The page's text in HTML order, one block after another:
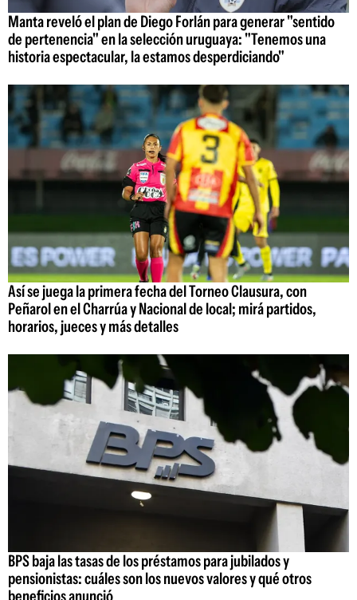
Manta reveló el plan de Diego Forlán para generar "sentido
de pertenencia" en la selección uruguaya: "Tenemos una
historia espectacular, la estamos desperdiciando"
Así se juega la primera fecha del Torneo Clausura, con
Peñarol en el Charrúa y Nacional de local; mirá partidos,
horarios, jueces y más detalles
BPS baja las tasas de los préstamos para jubilados y
pensionistas: cuáles son los nuevos valores y qué otros